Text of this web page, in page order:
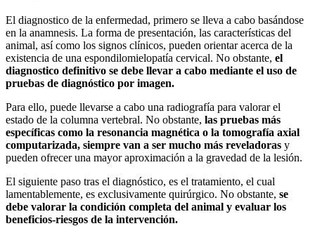
El diagnostico de la enfermedad, primero se lleva a cabo basándose
en la anamnesis. La forma de presentación, las características del
animal, así como los signos clínicos, pueden orientar acerca de la
existencia de una espondilomielopatía cervical. No obstante, el
diagnostico definitivo se debe llevar a cabo mediante el uso de
pruebas de diagnóstico por imagen.
Para ello, puede llevarse a cabo una radiografía para valorar el
estado de la columna vertebral. No obstante, las pruebas más
específicas como la resonancia magnética o la tomografía axial
computarizada, siempre van a ser mucho más reveladoras y
pueden ofrecer una mayor aproximación a la gravedad de la lesión.
El siguiente paso tras el diagnóstico, es el tratamiento, el cual
lamentablemente, es exclusivamente quirúrgico. No obstante, se
debe valorar la condición completa del animal y evaluar los
beneficios-riesgos de la intervención.